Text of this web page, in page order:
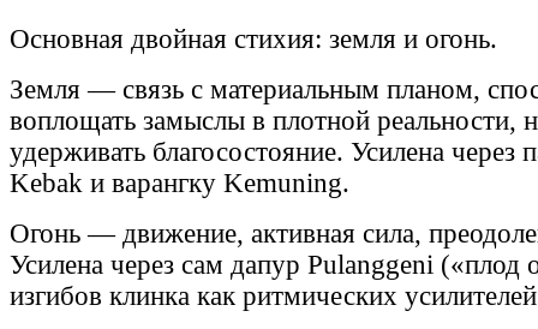
Основная двойная стихия: земля и огонь.
Земля — связь с материальным планом,
воплощать замыслы в плотной реальности,
удерживать благосостояние. Усилена через
Kebak и варангку Kemuning.
Огонь — движение, активная сила,
Усилена через сам дапур Pulanggeni («плод
изгибов клинка как ритмических